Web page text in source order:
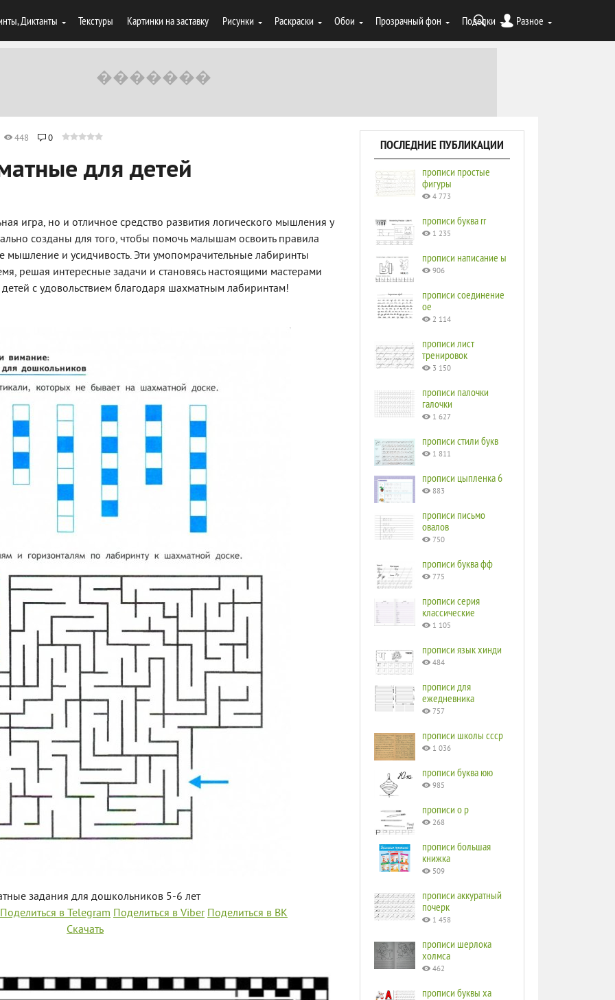
Диктанты Текстуры Картинки на заставку Рисунки Раскраски Обои Прозрачный фон Поделки Разное
448 0
для детей
игра, но и отличное средство развития логического мышления у
созданы для того, чтобы помочь малышам освоить правила
мышление и усидчивость. Эти умопомрачительные лабиринты
решая интересные задачи и становясь настоящими мастерами
детей с удовольствием благодаря шахматным лабиринтам!
задания для дошкольников 5-6 лет
Поделиться в Telegram Поделиться в Viber Поделиться в ВК
Скачать
ПОСЛЕДНИЕ ПУБЛИКАЦИИ
прописи простые
фигуры
4 773
прописи буква rr
1 235
прописи написание ы
906
прописи соединение
ое
2 114
прописи лист
тренировок
3 150
прописи палочки
галочки
1 627
прописи стили букв
1 811
прописи цыпленка 6
883
прописи письмо
овалов
750
прописи буква фф
775
прописи серия
классические
1 105
прописи язык хинди
484
прописи для
ежедневника
757
прописи школы ссср
1 036
прописи буква юю
985
прописи o p
268
прописи большая
книжка
509
прописи аккуратный
почерк
1 458
прописи шерлока
холмса
462
прописи буквы ха